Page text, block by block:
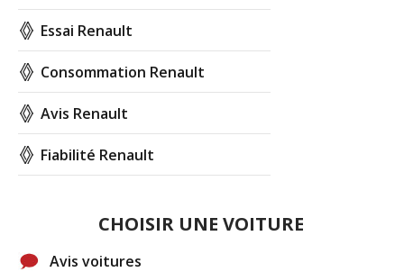
Essai Renault
Consommation Renault
Avis Renault
Fiabilité Renault
CHOISIR UNE VOITURE
Avis voitures